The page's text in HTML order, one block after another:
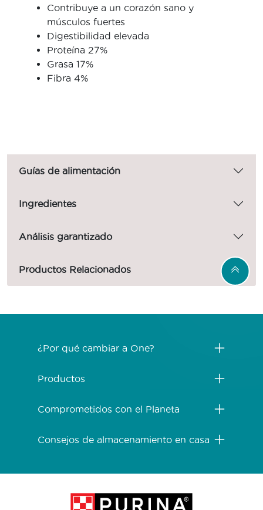
Contribuye a un corazón sano y
músculos fuertes
Digestibilidad elevada
Proteína 27%
Grasa 17%
Fibra 4%
Guías de alimentación
Ingredientes
Análisis garantizado
Productos Relacionados
¿Por qué cambiar a One?
Productos
Comprometidos con el Planeta
Consejos de almacenamiento en casa